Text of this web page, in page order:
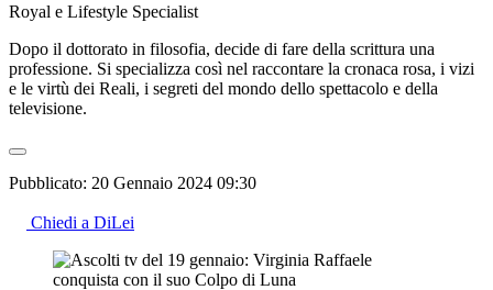
Royal e Lifestyle Specialist
Dopo il dottorato in filosofia, decide di fare della scrittura una
professione. Si specializza così nel raccontare la cronaca rosa, i vizi
e le virtù dei Reali, i segreti del mondo dello spettacolo e della
televisione.
Pubblicato: 20 Gennaio 2024 09:30
Chiedi a DiLei